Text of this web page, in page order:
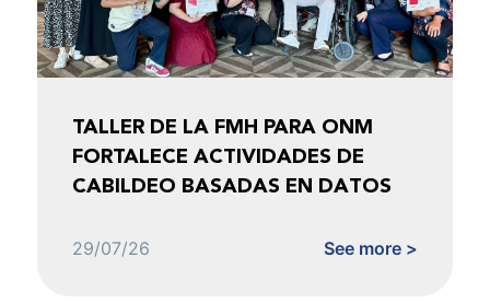
TALLER DE LA FMH PARA ONM
FORTALECE ACTIVIDADES DE
CABILDEO BASADAS EN DATOS
29/07/26 See more >